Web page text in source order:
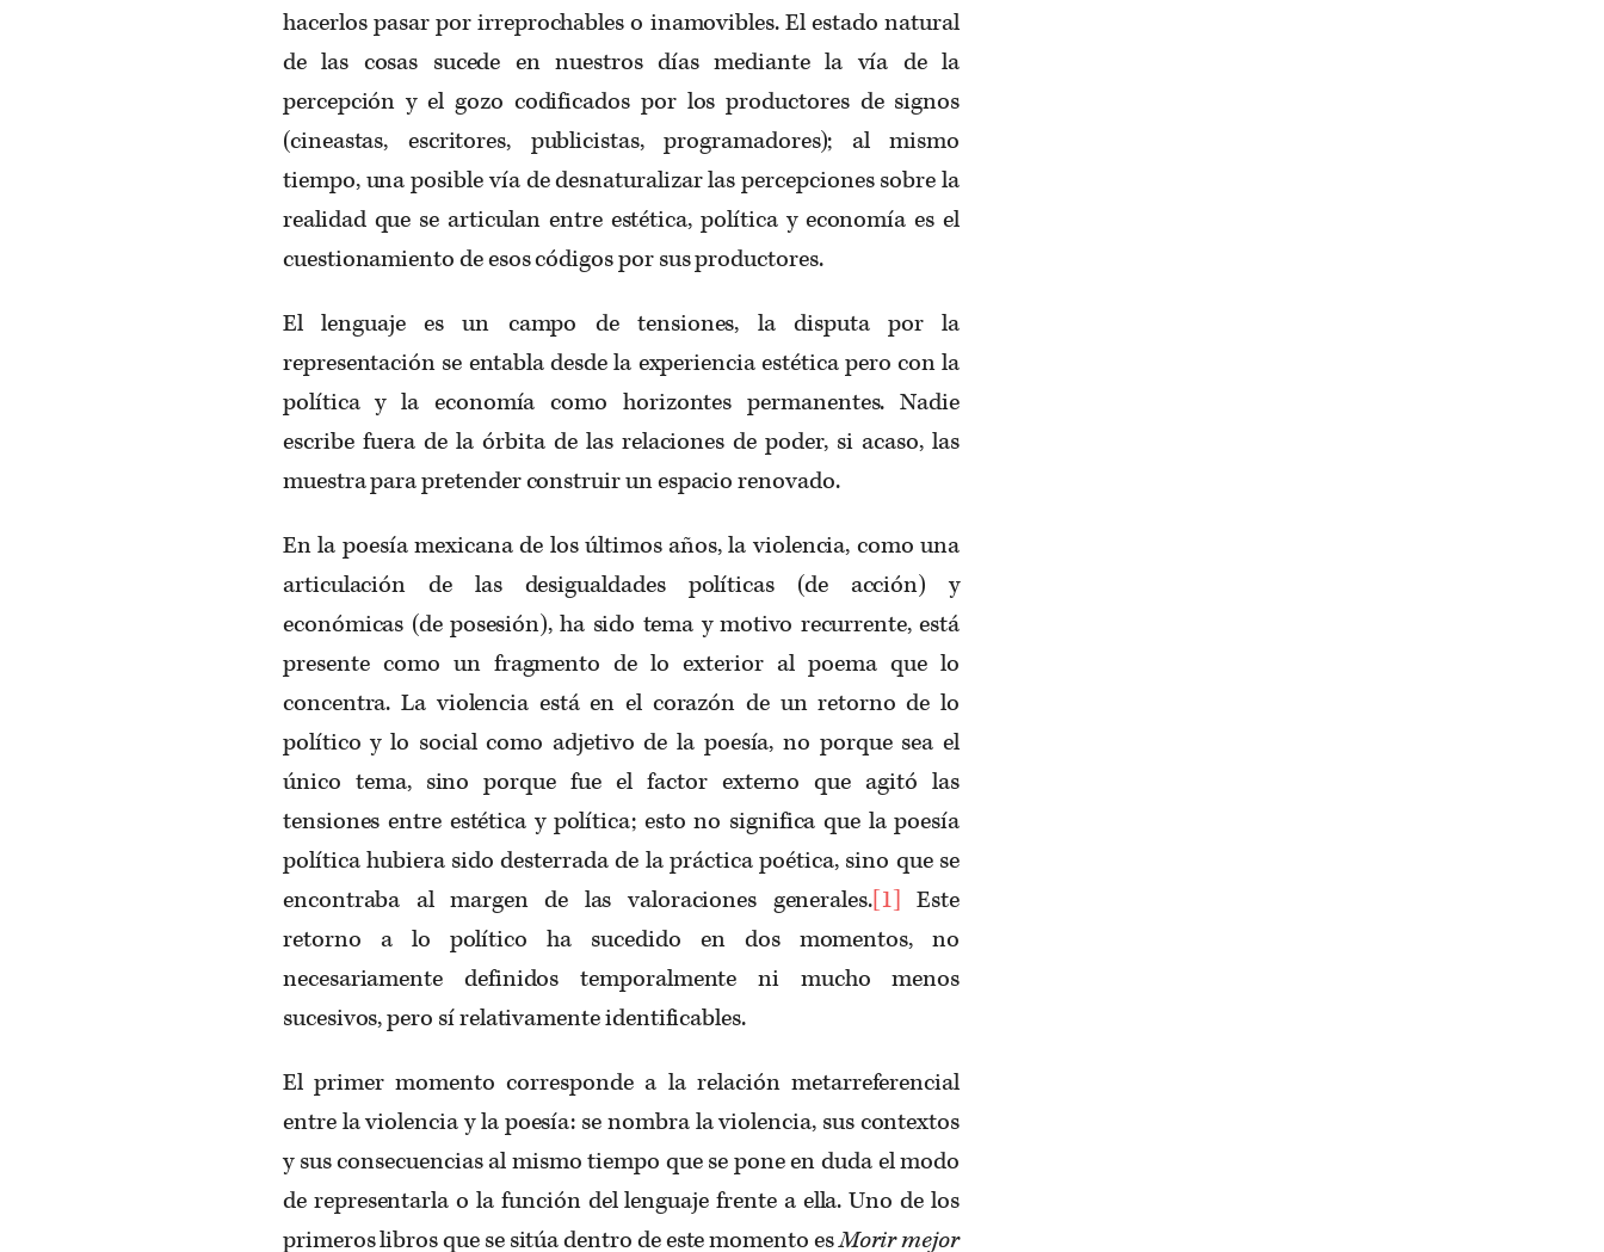
hacerlos pasar por irreprochables o inamovibles. El estado natural
de las cosas sucede en nuestros días mediante la vía de la
percepción y el gozo codificados por los productores de signos
(cineastas, escritores, publicistas, programadores); al mismo
tiempo, una posible vía de desnaturalizar las percepciones sobre la
realidad que se articulan entre estética, política y economía es el
cuestionamiento de esos códigos por sus productores.
El lenguaje es un campo de tensiones, la disputa por la
representación se entabla desde la experiencia estética pero con la
política y la economía como horizontes permanentes. Nadie
escribe fuera de la órbita de las relaciones de poder, si acaso, las
muestra para pretender construir un espacio renovado.
En la poesía mexicana de los últimos años, la violencia, como una
articulación de las desigualdades políticas (de acción) y
económicas (de posesión), ha sido tema y motivo recurrente, está
presente como un fragmento de lo exterior al poema que lo
concentra. La violencia está en el corazón de un retorno de lo
político y lo social como adjetivo de la poesía, no porque sea el
único tema, sino porque fue el factor externo que agitó las
tensiones entre estética y política; esto no significa que la poesía
política hubiera sido desterrada de la práctica poética, sino que se
encontraba al margen de las valoraciones generales.[1] Este
retorno a lo político ha sucedido en dos momentos, no
necesariamente definidos temporalmente ni mucho menos
sucesivos, pero sí relativamente identificables.
El primer momento corresponde a la relación metarreferencial
entre la violencia y la poesía: se nombra la violencia, sus contextos
y sus consecuencias al mismo tiempo que se pone en duda el modo
de representarla o la función del lenguaje frente a ella. Uno de los
primeros libros que se sitúa dentro de este momento esMorir mejor